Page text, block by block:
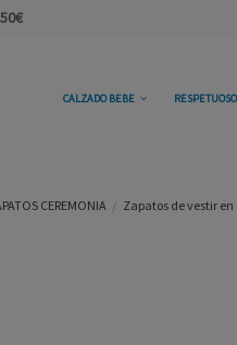
CALZADO BEBE
CEREMONIA Zapatos de vestir